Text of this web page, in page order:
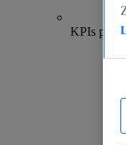
KPIs pro